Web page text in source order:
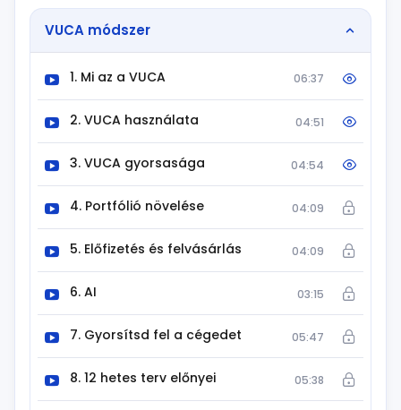
VUCA módszer
1. Mi az a VUCA 06:37
2. VUCA használata 04:51
3. VUCA gyorsasága 04:54
4. Portfólió növelése 04:09
5. Előfizetés és felvásárlás 04:09
6. AI 03:15
7. Gyorsítsd fel a cégedet 05:47
8. 12 hetes terv előnyei 05:38